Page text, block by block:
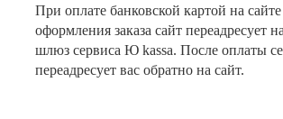
При оплате банковской картой на
оформления заказа сайт переадресует
шлюз сервиса Ю kassa. После оплаты
переадресует вас обратно на сайт.